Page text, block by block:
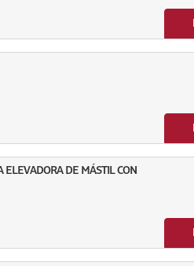
ELEVADORA DE MÁSTIL CON